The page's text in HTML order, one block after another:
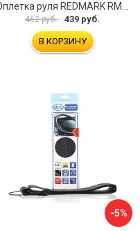
Оплетка руля REDMARK RM78002
462 руб. 439 руб.
В КОРЗИНУ
-5%